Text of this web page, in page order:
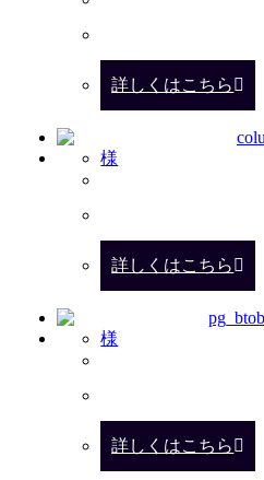
詳しくはこちら
様
詳しくはこちら
様
詳しくはこちら